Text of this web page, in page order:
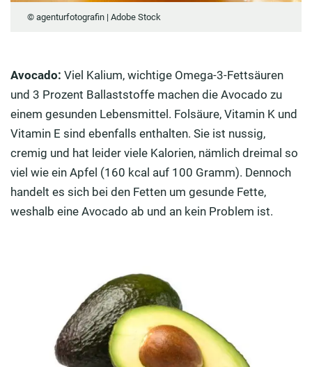
© agenturfotografin | Adobe Stock
Avocado: Viel Kalium, wichtige Omega-3-Fettsäuren
und 3 Prozent Ballaststoffe machen die Avocado zu
einem gesunden Lebensmittel. Folsäure, Vitamin K und
Vitamin E sind ebenfalls enthalten. Sie ist nussig,
cremig und hat leider viele Kalorien, nämlich dreimal so
viel wie ein Apfel (160 kcal auf 100 Gramm). Dennoch
handelt es sich bei den Fetten um gesunde Fette,
weshalb eine Avocado ab und an kein Problem ist.